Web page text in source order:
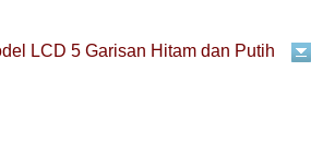
LCD 5 Garisan Hitam dan Putih